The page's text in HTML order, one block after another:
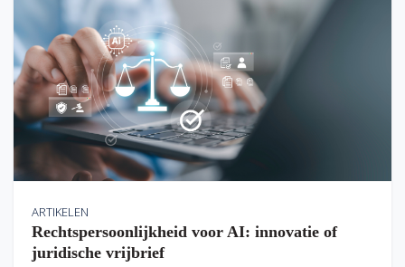
ARTIKELEN
Rechtspersoonlijkheid voor AI: innovatie of
juridische vrijbrief